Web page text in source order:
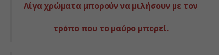
Λίγα χρώματα μπορούν να μιλήσουν με τον
τρόπο που το μαύρο μπορεί.